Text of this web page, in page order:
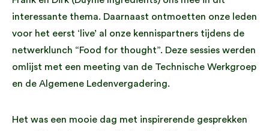
interessante thema. Daarnaast ontmoetten onze leden
voor het eerst ‘live’ al onze kennispartners tijdens de
netwerklunch “Food for thought”. Deze sessies werden
omlijst met een meeting van de Technische Werkgroep
en de Algemene Ledenvergadering.
Het was een mooie dag met inspirerende gesprekken